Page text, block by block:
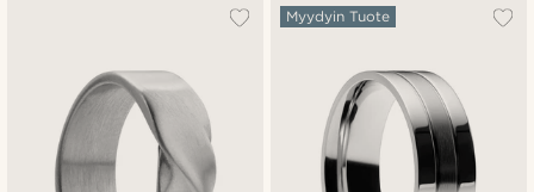
Suosituin
Kallein
Myydyin Tuote